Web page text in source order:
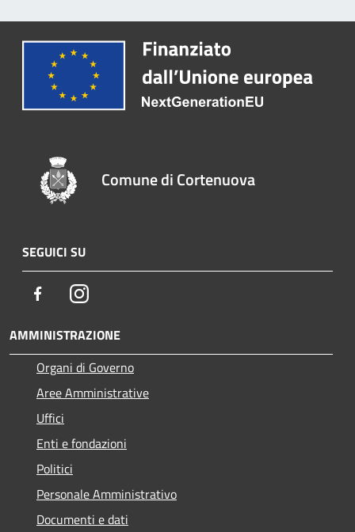
Comune di Cortenuova
SEGUICI SU
FacebookInstagram
AMMINISTRAZIONE
Organi di Governo
Aree Amministrative
Uffici
Enti e fondazioni
Politici
Personale Amministrativo
Documenti e dati